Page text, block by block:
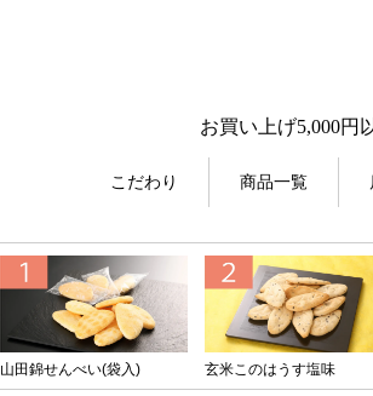
お買い上げ5,000円
こだわり 商品一覧
山田錦せんべい(袋入) 玄米このはうす塩味